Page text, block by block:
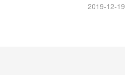
2019-12-19